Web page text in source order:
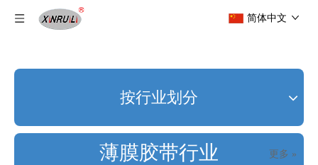
简体中文
按行业划分
薄膜胶带行业 更多 »